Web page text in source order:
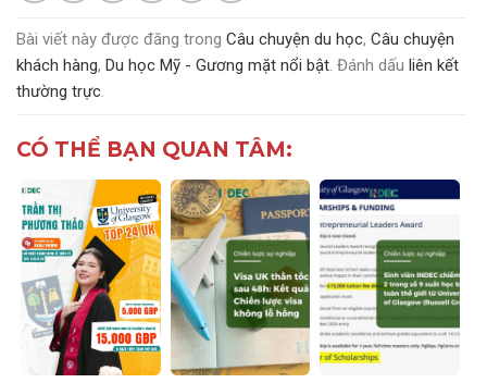
Bài viết này được đăng trong Câu chuyện du học, Câu chuyện
khách hàng, Du học Mỹ - Gương mặt nổi bật. Đánh dấu liên kết
thường trực.
CÓ THỂ BẠN QUAN TÂM: